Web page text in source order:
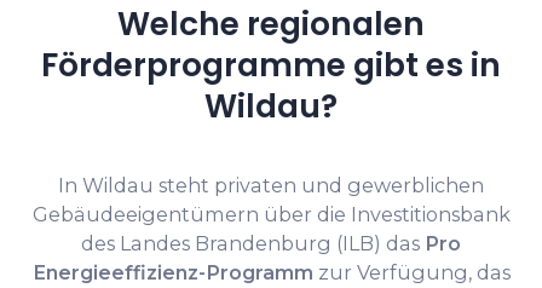
Welche regionalen
Förderprogramme gibt es in
Wildau?
In Wildau steht privaten und gewerblichen
Gebäudeeigentümern über die Investitionsbank
des Landes Brandenburg (ILB) das Pro
Energieeffizienz-Programm zur Verfügung, das